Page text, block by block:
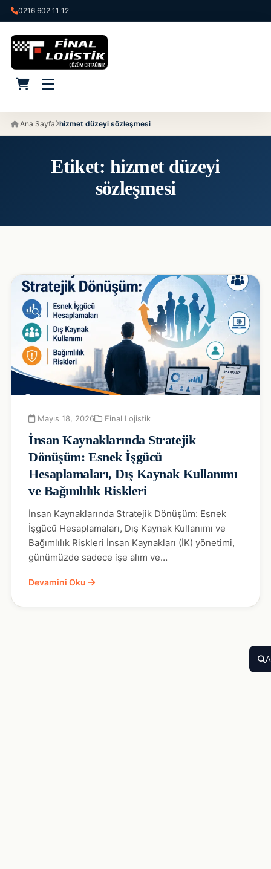
0216 602 11 12
Ana Sayfa hizmet düzeyi sözleşmesi
Etiket:hizmet düzeyi
sözleşmesi
Mayıs 18, 2026 Final Lojistik
İnsan Kaynaklarında Stratejik
Dönüşüm: Esnek İşgücü
Hesaplamaları, Dış Kaynak Kullanımı
ve Bağımlılık Riskleri
İnsan Kaynaklarında Stratejik Dönüşüm: Esnek
İşgücü Hesaplamaları, Dış Kaynak Kullanımı ve
Bağımlılık Riskleri İnsan Kaynakları (İK) yönetimi,
günümüzde sadece işe alım ve…
Devamini Oku